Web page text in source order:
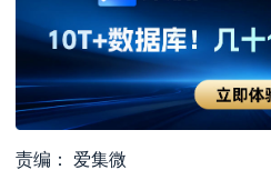
责编： 爱集微